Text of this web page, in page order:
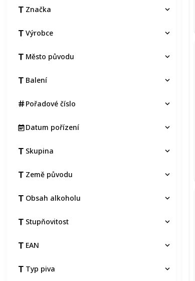
Značka
Výrobce
Město původu
Balení
Pořadové číslo
Datum pořízení
Skupina
Země původu
Obsah alkoholu
Stupňovitost
EAN
Typ piva